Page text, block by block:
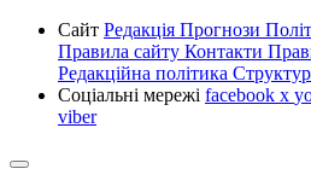
Сайт Редакція Прогнози
Правила сайту Контакти
Редакційна політика
Соціальні мережі facebook x
viber